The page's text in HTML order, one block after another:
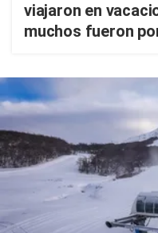
viajaron en
muchos fueron